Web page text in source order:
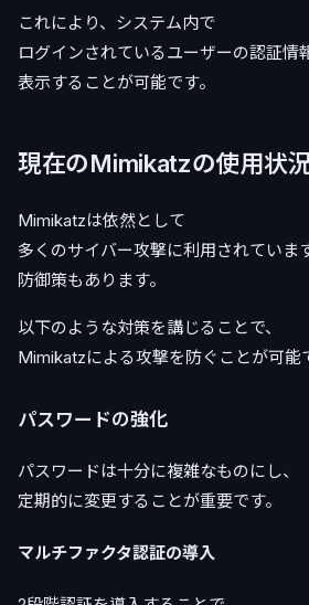
これにより、システム内で
ログインされているユーザーの認証情
表示することが可能です。
現在のMimikatzの使用状
Mimikatzは依然として
多くのサイバー攻撃に利用されていま
防御策もあります。
以下のような対策を講じることで、
Mimikatzによる攻撃を防ぐことが可能
パスワードの強化
パスワードは十分に複雑なものにし、
定期的に変更することが重要です。
マルチファクタ認証の導入